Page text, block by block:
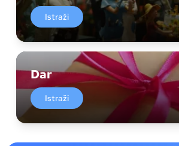
Istraži
Dar
Istraži